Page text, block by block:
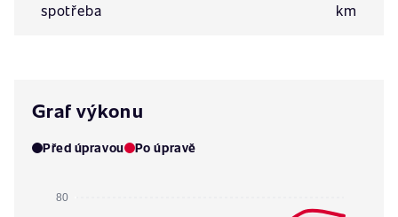
spotřeba
km
Graf výkonu
Před úpravou Po úpravě
80